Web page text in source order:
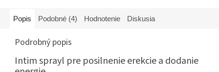
Popis Podobné (4) Hodnotenie Diskusia
Podrobný popis
Intim sprayl pre posilnenie erekcie a dodanie